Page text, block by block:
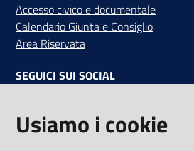
Seguici
su
Accesso civico e documentale
Calendario Giunta e Consiglio
Area Riservata
SEGUICI SUI SOCIAL
Usiamo i cookie